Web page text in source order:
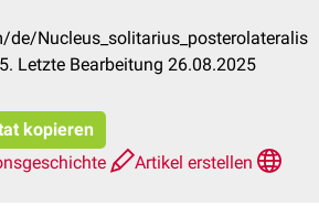
Nucleus_solitarius_posterolateralis
Letzte Bearbeitung 26.08.2025
kopieren
Artikel erstellen